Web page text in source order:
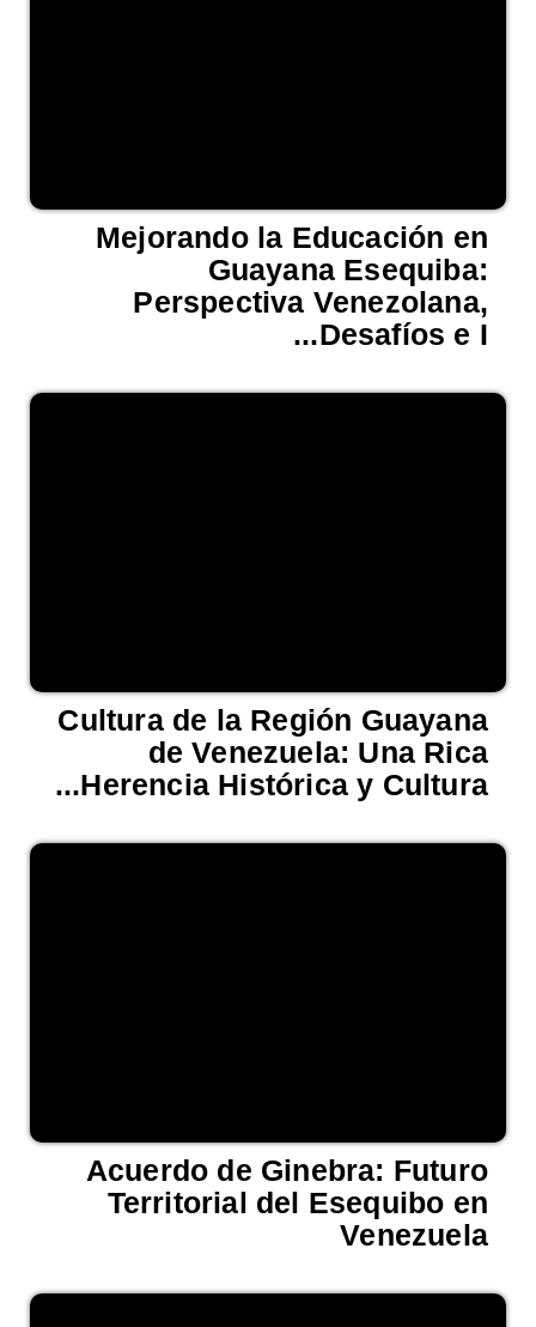
Mejorando la Educación en
Guayana Esequiba:
Perspectiva Venezolana,
Desafíos e I...
Cultura de la Región Guayana
de Venezuela: Una Rica
Herencia Histórica y Cultura...
Acuerdo de Ginebra: Futuro
Territorial del Esequibo en
Venezuela